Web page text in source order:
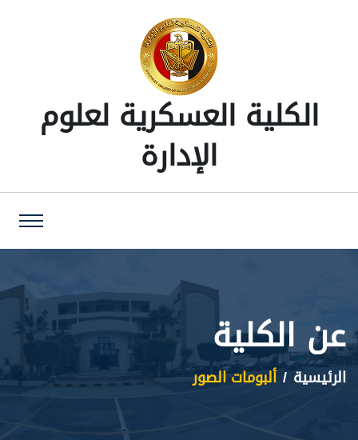
الكلية العسكرية لعلوم
الإدارة
عن الكلية
الرئيسية ألبومات الصور